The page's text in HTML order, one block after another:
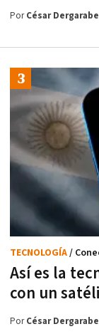
PorCésar
Así es la
con un
TECNOLOGÍA/
PorCésar